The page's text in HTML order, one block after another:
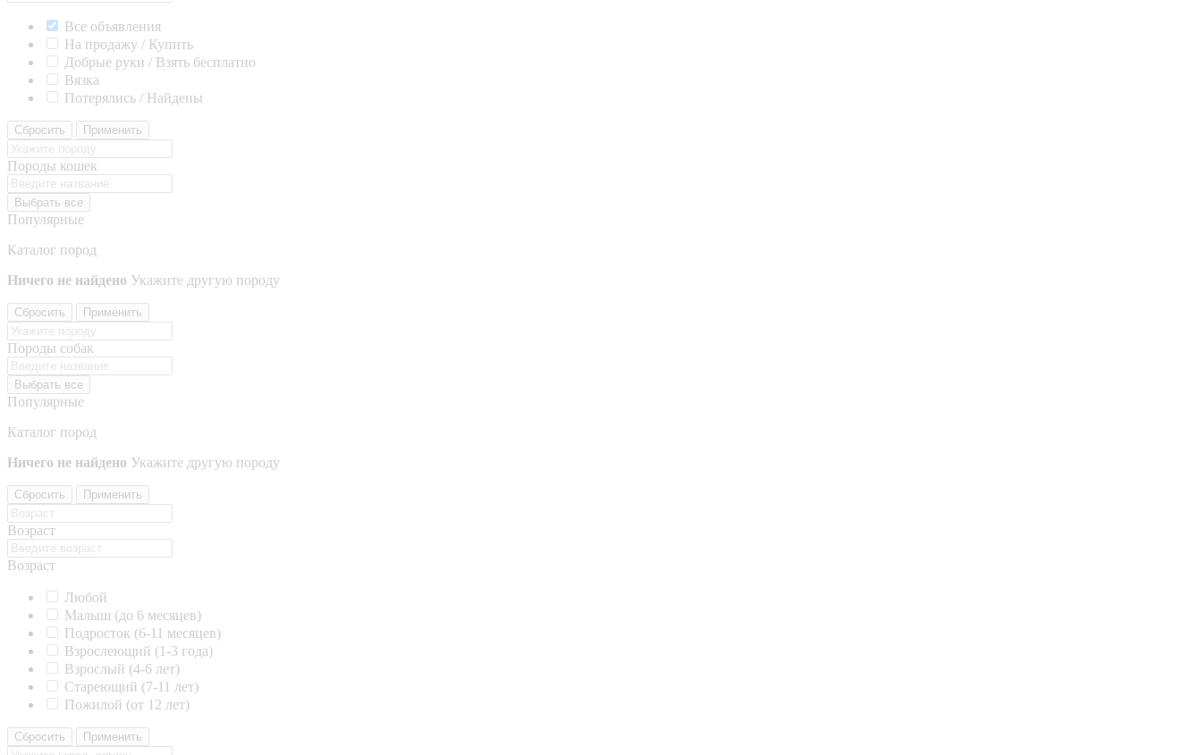
Все объявления
На продажу / Купить
Добрые руки / Взять бесплатно
Вязка
Потерялись / Найдены
Сбросить Применить
Породы кошек
Выбрать все
Популярные
Каталог пород
Ничего не найдено Укажите другую породу
Сбросить Применить
Породы собак
Выбрать все
Популярные
Каталог пород
Ничего не найдено Укажите другую породу
Сбросить Применить
Возраст
Возраст
Любой
Малыш (до 6 месяцев)
Подросток (6-11 месяцев)
Взрослеющий (1-3 года)
Взрослый (4-6 лет)
Стареющий (7-11 лет)
Пожилой (от 12 лет)
Сбросить Применить